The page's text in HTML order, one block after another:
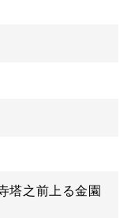
塔之前上る金園